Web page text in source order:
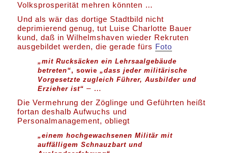
Volksprosperität mehren könnten …
Und als wär das dortige Stadtbild nicht
deprimierend genug, tut Luise Charlotte Bauer
kund, daß in Wilhelmshaven wieder Rekruten
ausgebildet werden, die gerade fürs Foto
„mit Rucksäcken ein Lehrsaalgebäude
betreten“, sowie„dass jeder militärische
Vorgesetzte zugleich Führer, Ausbilder und
Erzieher ist“ – …
Die Vermehrung der Zöglinge und Geführten heißt
fortan deshalb Aufwuchs und
Personalmanagement, obliegt
„einem hochgewachsenen Militär mit
auffälligem Schnauzbart und